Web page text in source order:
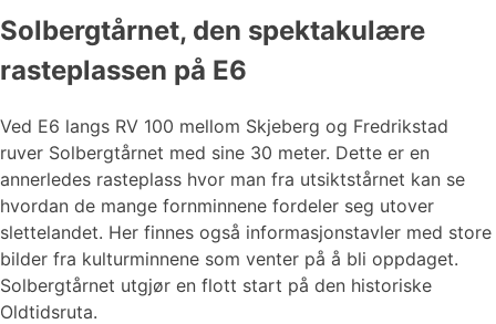
Solbergtårnet, den spektakulære
rasteplassen på E6
Ved E6 langs RV 100 mellom Skjeberg og Fredrikstad
ruver Solbergtårnet med sine 30 meter. Dette er en
annerledes rasteplass hvor man fra utsiktstårnet kan se
hvordan de mange fornminnene fordeler seg utover
slettelandet. Her finnes også informasjonstavler med store
bilder fra kulturminnene som venter på å bli oppdaget.
Solbergtårnet utgjør en flott start på den historiske
Oldtidsruta.